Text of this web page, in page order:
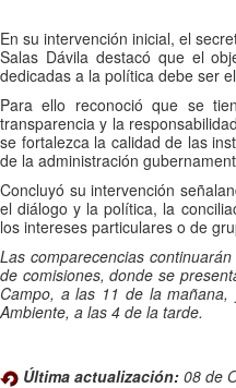
En su intervención inicial, el
Salas Dávila destacó que el
dedicadas a la política debe ser
Para ello reconoció que se
transparencia y la
se fortalezca la calidad de las
de la administración
Concluyó su intervención
el diálogo y la política, la
los intereses particulares o de
Las comparecencias
de comisiones, donde se
Campo, a las 11 de la
Ambiente, a las 4 de la tarde.
Última actualización: 08 de